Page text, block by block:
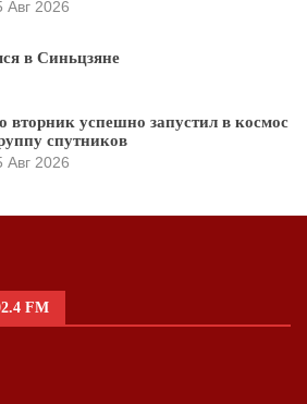
Авг 2026
в Синьцзяне
вторник успешно запустил в космос
спутников
Авг 2026
FM